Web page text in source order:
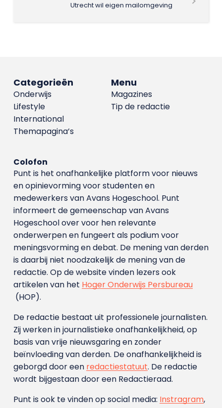
Utrecht wil eigen mailomgeving
Menu
Magazines
Tip de redactie
Categorieën
Onderwijs
Lifestyle
International
Themapagina’s
Colofon
Punt is het onafhankelijke platform voor nieuws
en opinievorming voor studenten en
medewerkers van Avans Hoge­school. Punt
informeert de gemeenschap van Avans
Hogeschool over voor hen relevante
onderwerpen en fungeert als podium voor
meningsvorming en debat. De mening van derden
is daarbij niet noodzakelijk de mening van de
redactie. Op de website vinden lezers ook
artikelen van het Hoger Onderwijs Persbureau
(HOP).
De redactie bestaat uit professionele journalisten.
Zij werken in journalistieke onafhankelijkheid, op
basis van vrije nieuwsgaring en zonder
beïnvloeding van derden. De onafhankelijkheid is
geborgd door een redactiestatuut. De redactie
wordt bijgestaan door een Redactieraad.
Punt is ook te vinden op social media: Instragram,